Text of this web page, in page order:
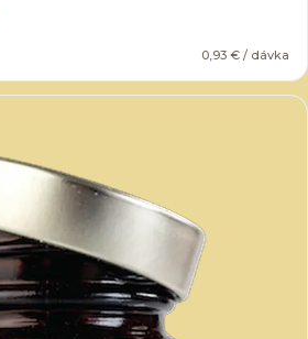
0,93 € / dávka